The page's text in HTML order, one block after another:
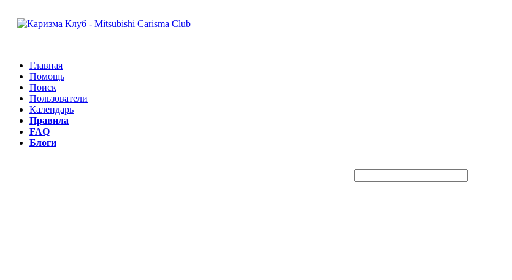
Главная
Помощь
Поиск
Пользователи
Календарь
Правила
FAQ
Блоги